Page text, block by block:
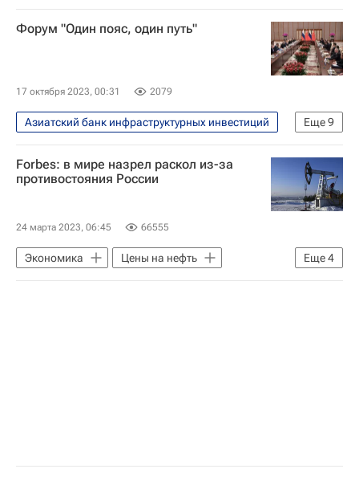
Экономика
Россия
Владимир Путин
Международный инвестиционный банк
Форум "Один пояс, один путь"
17 октября 2023, 00:31 2079
Еще9
Азиатский банк инфраструктурных инвестиций
Справки
Россия
Китай
Юго-Восточная Азия
Си Цзиньпин
Евразийский экономический союз
Форум "Один пояс - один путь"
Forbes: в мире назрел раскол из-за
противостояния России
24 марта 2023, 06:45 66555
Еще4
Экономика
Цены на нефть
Россия
БРИКС
Евросоюз